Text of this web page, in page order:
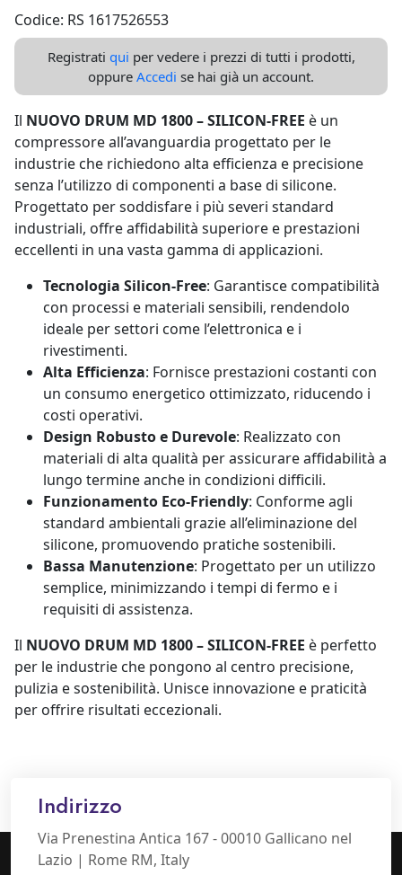
Codice: RS 1617526553
Registrati qui per vedere i prezzi di tutti i prodotti,
oppure Accedi se hai già un account.
Il NUOVO DRUM MD 1800 – SILICON-FREE è un
compressore all’avanguardia progettato per le
industrie che richiedono alta efficienza e precisione
senza l’utilizzo di componenti a base di silicone.
Progettato per soddisfare i più severi standard
industriali, offre affidabilità superiore e prestazioni
eccellenti in una vasta gamma di applicazioni.
Tecnologia Silicon-Free: Garantisce compatibilità
con processi e materiali sensibili, rendendolo
ideale per settori come l’elettronica e i
rivestimenti.
Alta Efficienza: Fornisce prestazioni costanti con
un consumo energetico ottimizzato, riducendo i
costi operativi.
Design Robusto e Durevole: Realizzato con
materiali di alta qualità per assicurare affidabilità a
lungo termine anche in condizioni difficili.
Funzionamento Eco-Friendly: Conforme agli
standard ambientali grazie all’eliminazione del
silicone, promuovendo pratiche sostenibili.
Bassa Manutenzione: Progettato per un utilizzo
semplice, minimizzando i tempi di fermo e i
requisiti di assistenza.
Il NUOVO DRUM MD 1800 – SILICON-FREE è perfetto
per le industrie che pongono al centro precisione,
pulizia e sostenibilità. Unisce innovazione e praticità
per offrire risultati eccezionali.
Indirizzo
Via Prenestina Antica 167 - 00010 Gallicano nel
Lazio | Rome RM, Italy